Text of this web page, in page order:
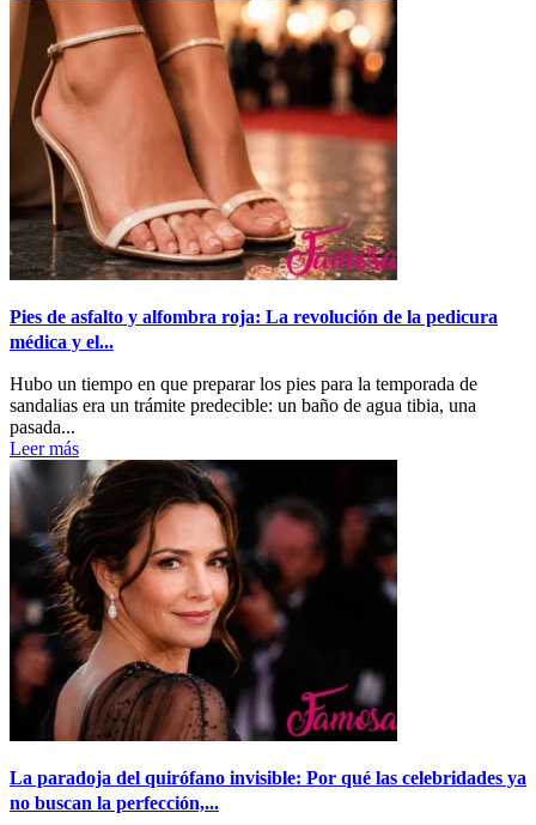
Pies de asfalto y alfombra roja: La revolución de la pedicura
médica y el...
Hubo un tiempo en que preparar los pies para la temporada de
sandalias era un trámite predecible: un baño de agua tibia, una
pasada...
Leer más
La paradoja del quirófano invisible: Por qué las celebridades ya
no buscan la perfección,...